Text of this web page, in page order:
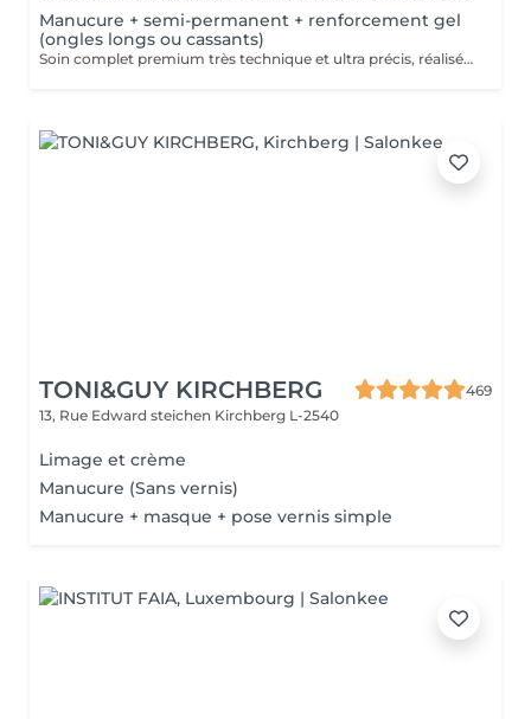
Manucure + semi-permanent + renforcement gel
(ongles longs ou cassants)
Soin complet premium très technique et ultra précis, réalisé principalement à la ponceuse afin d'obtenir un contour d'ongle parfaitement net et une application du vernis au plus près, voire légèrement sous la cuticule. Cette technique permet de retarder visuellement la repousse d'environ 10 jours. Résultat visuel : -Ongles extrêmement soignés, contours nets, forme impeccable -Effet Instagram / photo studio : propre, précis, sans petites peaux apparentes Nous incluons un renforcement en gel, fortement conseillé pour les ongles longs, fragiles ou cassants. Une solution idéale pour des ongles impeccables et durables : -Tenue moyenne : Jusqu'à 4 semaines !!!! Contenu de la prestation -> 95 € : -Dépose de l'ancien vernis semi-permanent et/ou gel (si nécessaire, déjà incluse dans ce prix/service) -Préparation très minutieuse de la plaque de l'ongle -Élimination des peaux mortes -Mise en forme et limage des ongles -Traitement délicat des cuticules -Renforcement en gel -Correction de la forme naturelle des ongles (optionnel, réservez svp "AVEC décoration simple" dans ce cas) -Application du vernis semi-permanent -Application d'huile pour cuticules et de crème pour les mains Optionnel : -Prix par ongle pour extension jusqu'à 5 ongles (réservez svp "AVEC décoration simple" dans ce cas) +3€ par ongle -Prix par ongle pour décoration jusqu'à 5 ongles (réservez svp "AVEC décoration simple" dans ce cas) +3€ par ongle -Prix pour décoration simple (French, Chrome, Baby Boomer, Cat Eyes, Stickers, Foil) 6-10 ongles -> +20€ -Prix pour décoration complexe (3D, Dessins à la mains, Stamping, French avec Chrome, Baby Boomer avec Chrome, French avec Cat Eyes) 6-10 ongles -> +30€
TONI&GUY KIRCHBERG
469
13, Rue Edward steichen Kirchberg L-2540
Limage et crème
Manucure (Sans vernis)
Manucure + masque + pose vernis simple